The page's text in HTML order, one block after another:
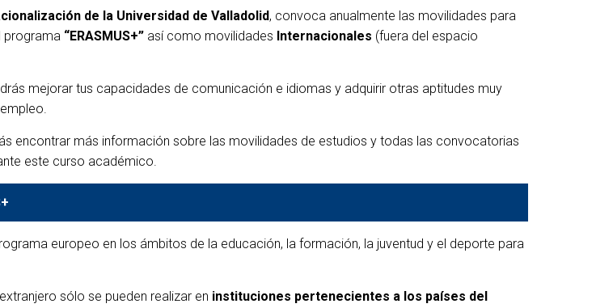
Formación
Cursos y Pruebas de Idiomas
Financiación para acreditación
de idiomas PDI
Guía RIBs Erasmus+
Programa de Becas Máster UVa
Cámara
Becas AECID-UVa
UVa Master Scholarship
UVa Social Council — Arnhold
Fundación Carolina – UVa
Scholarships
Becas Santander Incoming
de la Universidad de Valladolid, convoca anualmente las movilidades para
programa “ERASMUS+”así como movilidades Internacionales (fuera del espacio
mejorar tus capacidades de comunicación e idiomas y adquirir otras aptitudes muy
encontrar más información sobre las movilidades de estudios y todas las convocatorias
este curso académico.
europeo en los ámbitos de la educación, la formación, la juventud y el deporte para
sólo se pueden realizar en instituciones pertenecientes a los países del